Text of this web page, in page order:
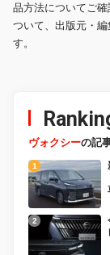
品方法についてご
ついて、出版元・
す。
ヴォクシーの記